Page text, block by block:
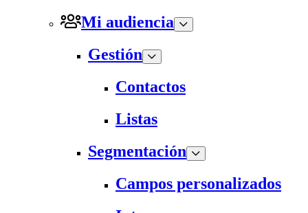
Mi audiencia
Gestión
Contactos
Listas
Segmentación
Campos personalizados